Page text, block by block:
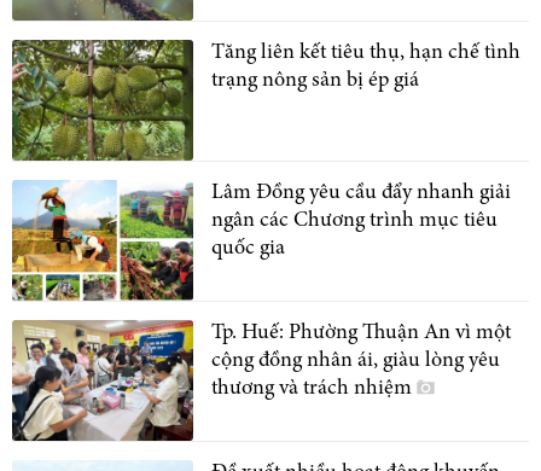
Tăng liên kết tiêu thụ, hạn chế tình
trạng nông sản bị ép giá
Lâm Đồng yêu cầu đẩy nhanh giải
ngân các Chương trình mục tiêu
quốc gia
Tp. Huế: Phường Thuận An vì một
cộng đồng nhân ái, giàu lòng yêu
thương và trách nhiệm